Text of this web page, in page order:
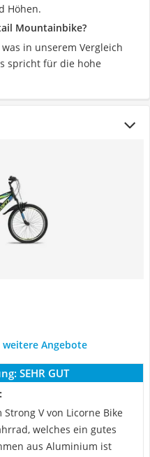
Höhen.
Mountainbike?
in unserem Vergleich
spricht für die hohe
Angebote
SEHR GUT
V von Licorne Bike
welches ein gutes
aus Aluminium ist